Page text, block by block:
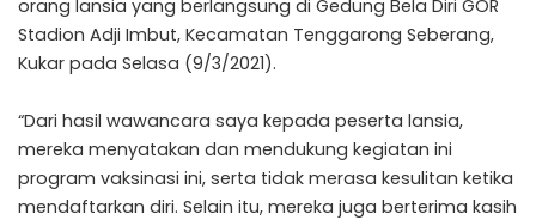
orang lansia yang berlangsung di Gedung Bela Diri GOR
Stadion Adji Imbut, Kecamatan Tenggarong Seberang,
Kukar pada Selasa (9/3/2021).
“Dari hasil wawancara saya kepada peserta lansia,
mereka menyatakan dan mendukung kegiatan ini
program vaksinasi ini, serta tidak merasa kesulitan ketika
mendaftarkan diri. Selain itu, mereka juga berterima kasih